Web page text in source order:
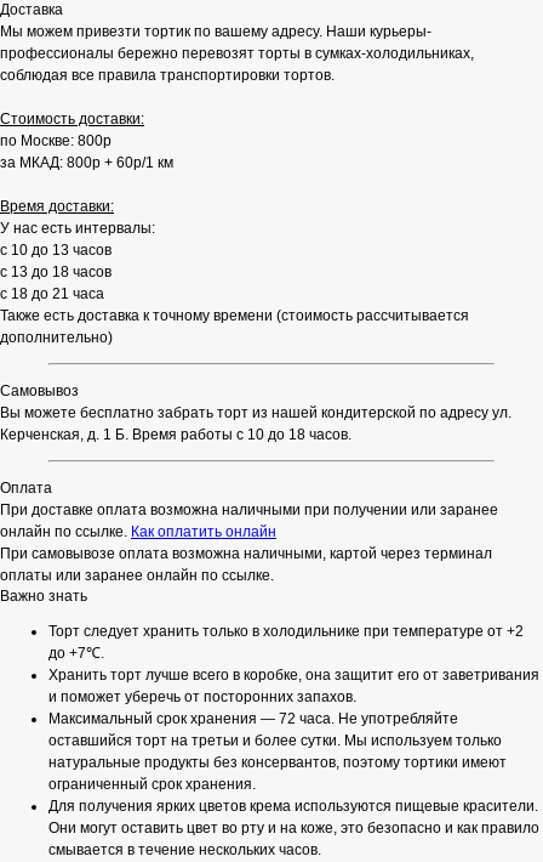
Доставка
Мы можем привезти тортик по вашему адресу. Наши курьеры-
профессионалы бережно перевозят торты в сумках-холодильниках,
соблюдая все правила транспортировки тортов.
Стоимость доставки:
по Москве: 800р
за МКАД: 800р + 60р/1 км
Время доставки:
У нас есть интервалы:
с 10 до 13 часов
с 13 до 18 часов
с 18 до 21 часа
Также есть доставка к точному времени (стоимость рассчитывается
дополнительно)
Самовывоз
Вы можете бесплатно забрать торт из нашей кондитерской по адресу ул.
Керченская, д. 1 Б. Время работы с 10 до 18 часов.
Оплата
При доставке оплата возможна наличными при получении или заранее
онлайн по ссылке. Как оплатить онлайн
При самовывозе оплата возможна наличными, картой через терминал
оплаты или заранее онлайн по ссылке.
Важно знать
Торт следует хранить только в холодильнике при температуре от +2
до +7℃.
Хранить торт лучше всего в коробке, она защитит его от заветривания
и поможет уберечь от посторонних запахов.
Максимальный срок хранения — 72 часа. Не употребляйте
оставшийся торт на третьи и более сутки. Мы используем только
натуральные продукты без консервантов, поэтому тортики имеют
ограниченный срок хранения.
Для получения ярких цветов крема используются пищевые красители.
Они могут оставить цвет во рту и на коже, это безопасно и как правило
смывается в течение нескольких часов.